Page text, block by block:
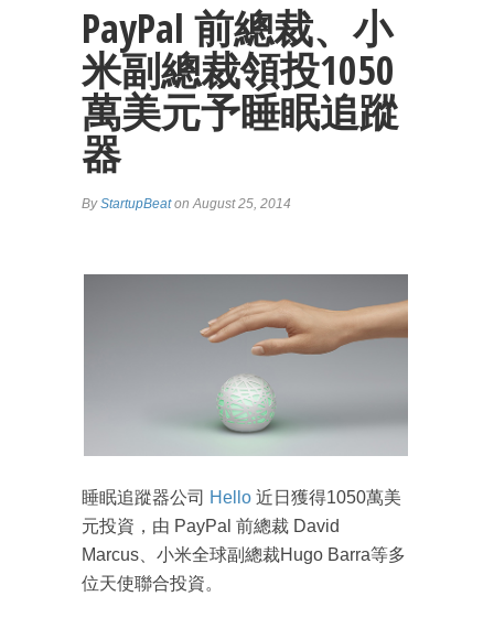
PayPal 前總裁、小
米副總裁領投1050
萬美元予睡眠追蹤
器
ByStartupBeaton August 25, 2014
睡眠追蹤器公司 Hello 近日獲得1050萬美
元投資，由 PayPal 前總裁 David
Marcus、小米全球副總裁Hugo Barra等多
位天使聯合投資。